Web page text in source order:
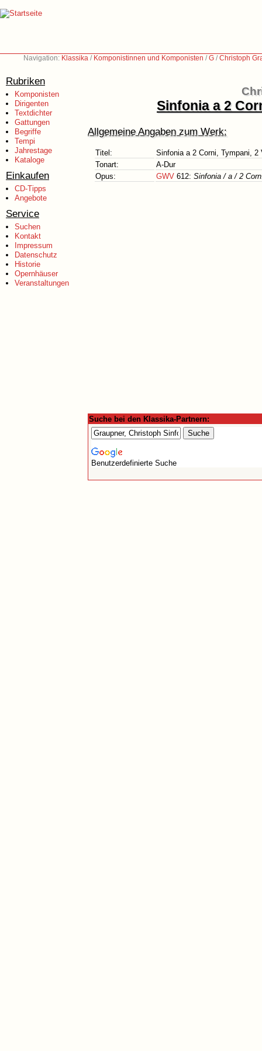
Navigation: Klassika / Komponistinnen und Komponisten /G /Christoph
Rubriken
Komponisten
Dirigenten
Textdichter
Gattungen
Begriffe
Tempi
Jahrestage
Kataloge
Einkaufen
CD-Tipps
Angebote
Service
Suchen
Kontakt
Impressum
Datenschutz
Historie
Opernhäuser
Veranstaltungen
Sinfonia a 2
Allgemeine Angaben zum Werk:
Titel:
Sinfonia a 2 Corni, Tympani,
Tonart:
A-Dur
Opus:
GWV 612: Sinfonia / a / 2
Suche bei den Klassika-Partnern:
Benutzerdefinierte Suche